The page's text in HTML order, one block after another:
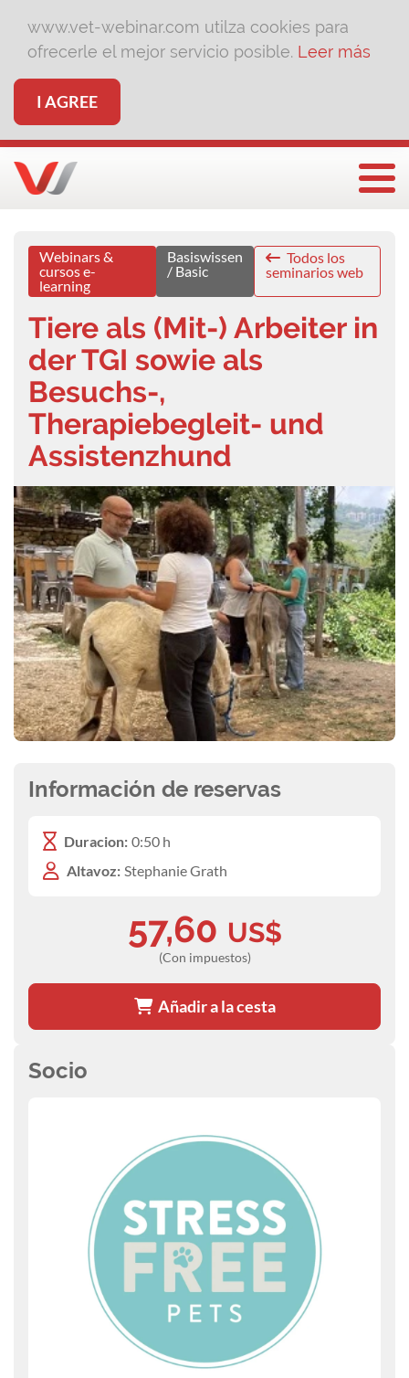
www.vet-webinar.com utilza cookies para
ofrecerle el mejor servicio posible. Leer más
I AGREE
Webinars &
cursos e-
learning
Basiswissen
/ Basic
Todos los
seminarios web
Tiere als (Mit-) Arbeiter in
der TGI sowie als
Besuchs-,
Therapiebegleit- und
Assistenzhund
Información de reservas
Duracion: 0:50 h
Altavoz: Stephanie Grath
57,60 US$
(Con impuestos)
Añadir a la cesta
Socio